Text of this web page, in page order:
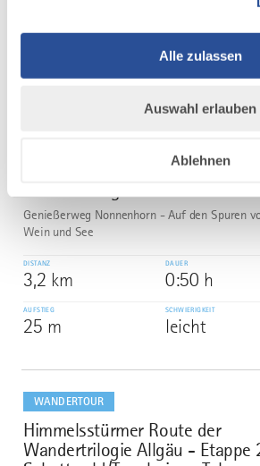
Alle zulassen
Auswahl erlauben
Ablehnen
4,6 km 1:15 h
68 m leicht
Genießerweg Nonnenhorn - Auf den Spuren
Wein und See
DISTANZ
3,2 km
DAUER
0:50 h
AUFSTIEG
25 m
SCHWIERIGKEIT
leicht
WANDERTOUR
6
Himmelsstürmer Route der
Wandertrilogie Allgäu - Etappe
dazu